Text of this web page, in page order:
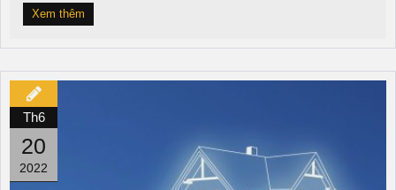
Xem thêm
Th6
20
2022